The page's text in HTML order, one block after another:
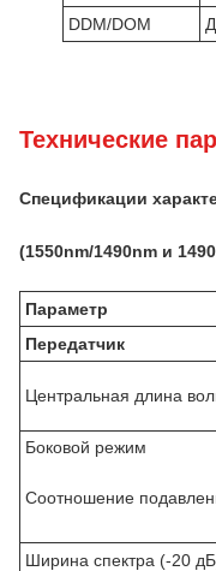
DDM/DOM
Технические
Спецификации
(1550nm/1490nm и 149
Параметр
Передатчик
Центральная длина
Боковой режим
Соотношение
Ширина спектра (-20